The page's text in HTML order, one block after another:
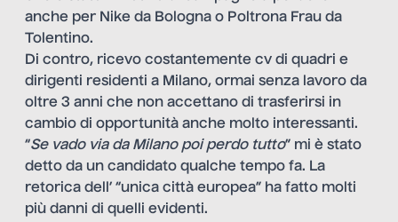
anche per Nike da Bologna o Poltrona Frau da
Tolentino.
Di contro, ricevo costantemente cv di quadri e
dirigenti residenti a Milano, ormai senza lavoro da
oltre 3 anni che non accettano di trasferirsi in
cambio di opportunità anche molto interessanti.
“Se vado via da Milano poi perdo tutto” mi è stato
detto da un candidato qualche tempo fa. La
retorica dell’ “unica città europea” ha fatto molti
più danni di quelli evidenti.